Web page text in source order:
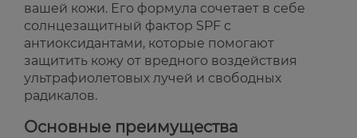
вашей кожи. Его формула сочетает в себе
солнцезащитный фактор SPF с
антиоксидантами, которые помогают
защитить кожу от вредного воздействия
ультрафиолетовых лучей и свободных
радикалов.
Основные преимущества